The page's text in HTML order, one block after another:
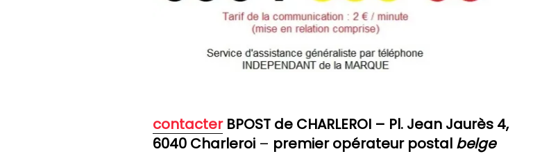
contacterBPOST de CHARLEROI – Pl. Jean Jaurès 4,
6040 Charleroi – premier opérateur postal belge